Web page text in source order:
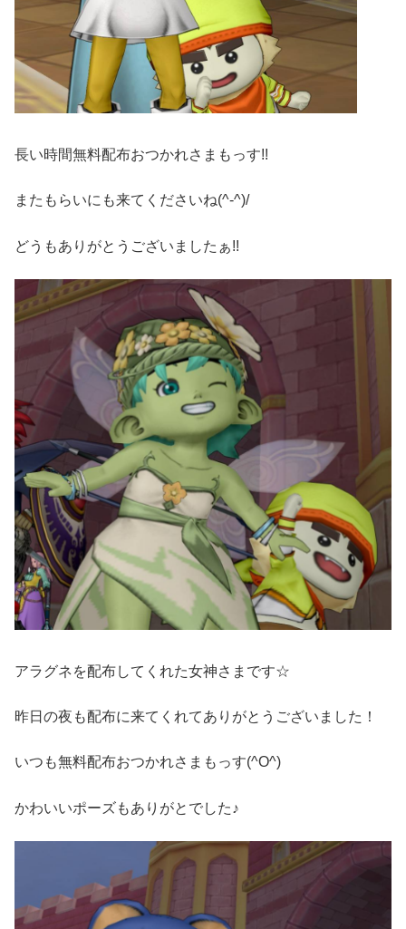
長い時間無料配布おつかれさまもっす!!
またもらいにも来てくださいね(^-^)/
どうもありがとうございましたぁ!!
アラグネを配布してくれた女神さまです☆
昨日の夜も配布に来てくれてありがとうございました！
いつも無料配布おつかれさまもっす(^O^)ゞ
かわいいポーズもありがとでした♪